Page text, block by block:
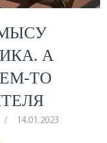
А
ТО
14.01.2023